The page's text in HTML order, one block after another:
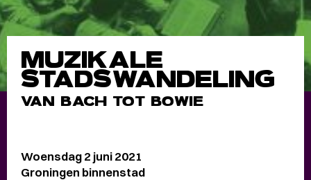
MUZIKALE
STADSWANDELING
VAN BACH TOT BOWIE
Woensdag 2 juni 2021
Groningen binnenstad